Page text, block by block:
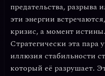
предательства, разрыва
эти энергии
кризис, а момент истины.
Стратегически эта пара
иллюзия стабильности
который её разрушает.